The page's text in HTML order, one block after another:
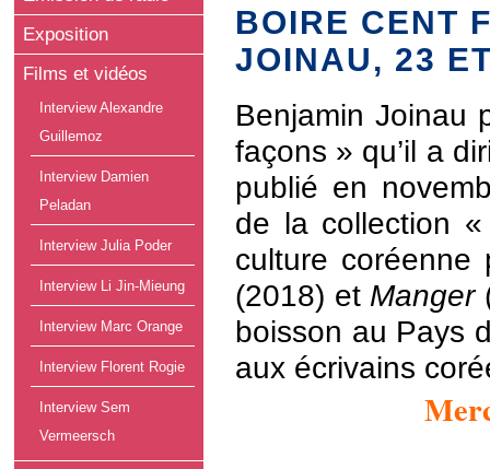
Exposition
Films et vidéos
Interview Alexandre
Guillemoz
Interview Damien
Peladan
Interview Julia Poder
Interview Li Jin-Mieung
Interview Marc Orange
Interview Florent Rogie
Interview Sem
Vermeersch
BOIRE CENT
JOINAU, 23
Benjamin Joinau
façons » qu’il a
publié en
de la collection
culture
(2018) et Manger
boisson au Pays
aux écrivains